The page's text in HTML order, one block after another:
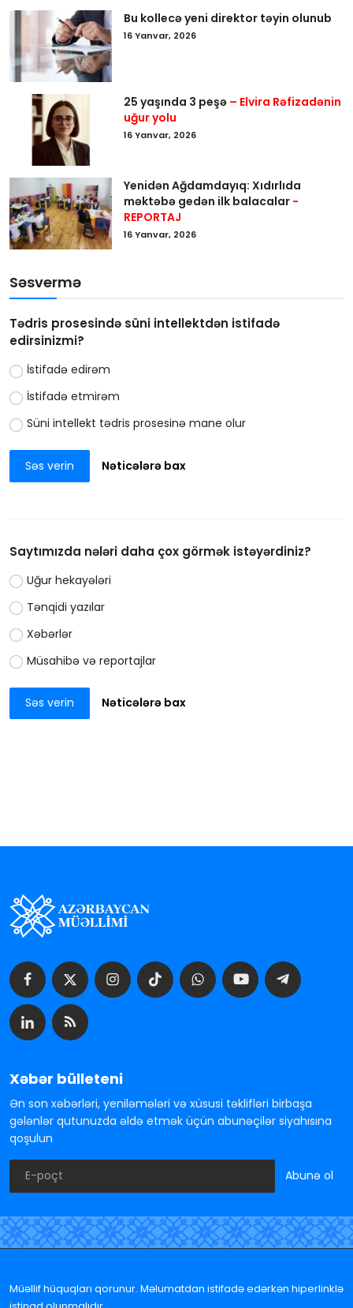
Bu kollecə yeni direktor təyin olunub
16 Yanvar, 2026
25 yaşında 3 peşə – Elvira Rəfizadənin
uğur yolu
16 Yanvar, 2026
Yenidən Ağdamdayıq: Xıdırlıda
məktəbə gedən ilk balacalar -
REPORTAJ
16 Yanvar, 2026
Səsvermə
Tədris prosesində süni intellektdən istifadə
edirsinizmi?
İstifadə edirəm
İstifadə etmirəm
Süni intellekt tədris prosesinə mane olur
Səs verin Nəticələrə bax
Saytımızda nələri daha çox görmək istəyərdiniz?
Uğur hekayələri
Tənqidi yazılar
Xəbərlər
Müsahibə və reportajlar
Səs verin Nəticələrə bax
Xəbər bülleteni
Ən son xəbərləri, yeniləmələri və xüsusi təklifləri birbaşa
gələnlər qutunuzda əldə etmək üçün abunəçilər siyahısına
qoşulun
Abunə ol
Müəllif hüquqları qorunur. Məlumatdan istifadə edərkən hiperlinklə